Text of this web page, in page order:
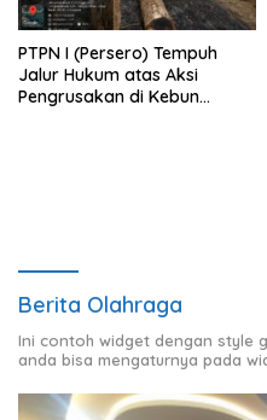
PTPN I (Persero) Tempuh
Jalur Hukum atas Aksi
Pengrusakan di Kebun
Berita Olahraga
Ini contoh widget dengan style
anda bisa mengaturnya pada